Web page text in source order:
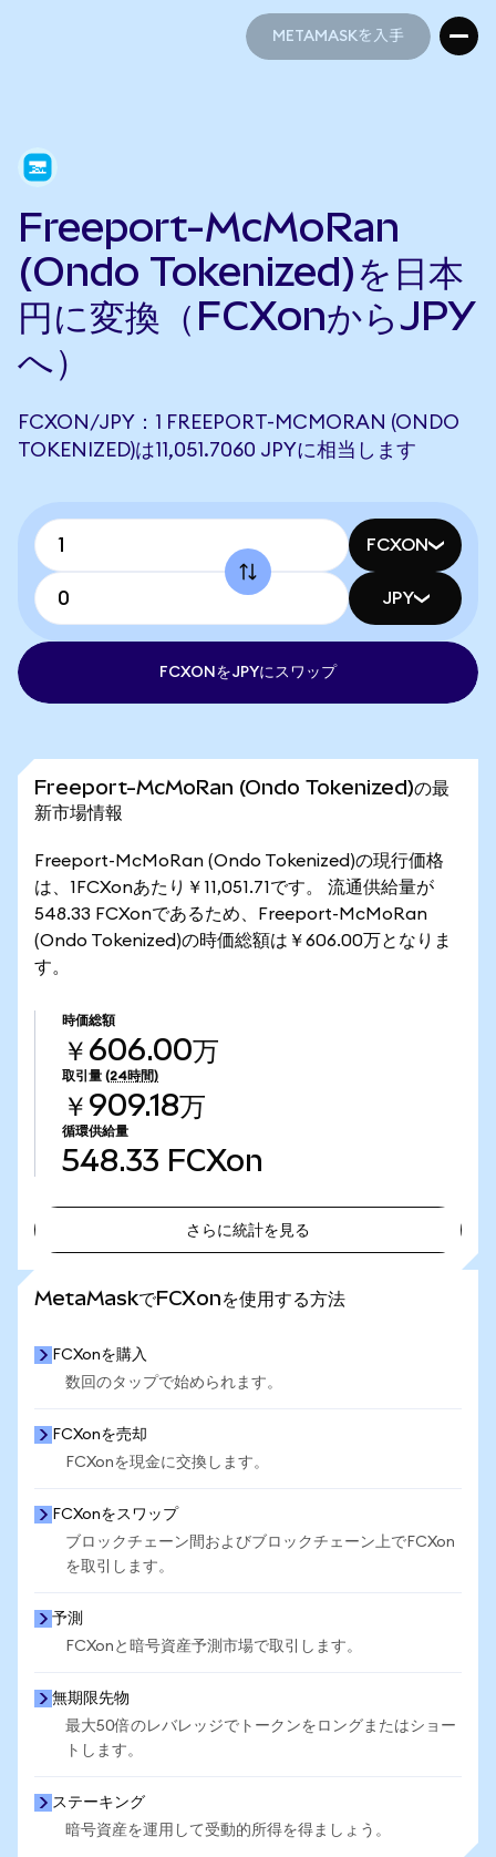
METAMASKを入手
Freeport-McMoRan
(Ondo Tokenized)を日本
円に変換（FCXonからJPY
へ）
FCXON/JPY：1 FREEPORT-MCMORAN (ONDO
TOKENIZED)は11,051.7060 JPYに相当します
FCXON
JPY
FCXONをJPYにスワップ
Freeport-McMoRan (Ondo Tokenized)の最
新市場情報
Freeport-McMoRan (Ondo Tokenized)の現行価格
は、1FCXonあたり￥11,051.71です。 流通供給量が
548.33 FCXonであるため、Freeport-McMoRan
(Ondo Tokenized)の時価総額は￥606.00万となりま
す。
時価総額
￥606.00万
取引量 (24時間)
￥909.18万
循環供給量
548.33 FCXon
さらに統計を見る
MetaMaskでFCXonを使用する方法
FCXonを購入
数回のタップで始められます。
FCXonを売却
FCXonを現金に交換します。
FCXonをスワップ
ブロックチェーン間およびブロックチェーン上でFCXon
を取引します。
予測
FCXonと暗号資産予測市場で取引します。
無期限先物
最大50倍のレバレッジでトークンをロングまたはショー
トします。
ステーキング
暗号資産を運用して受動的所得を得ましょう。